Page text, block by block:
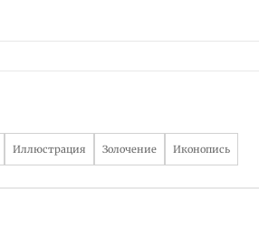
Иллюстрация Золочение Иконопись